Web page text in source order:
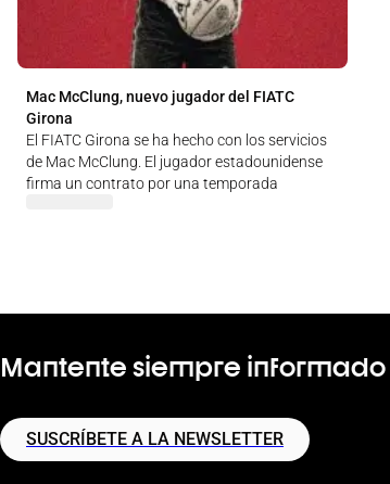
Mac McClung, nuevo jugador del FIATC
Girona
El FIATC Girona se ha hecho con los servicios
de Mac McClung. El jugador estadounidense
firma un contrato por una temporada
Mantente siempre informado
SUSCRÍBETE A LA NEWSLETTER